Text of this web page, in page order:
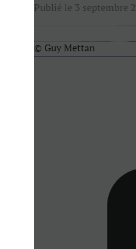
Publié le 3 septembre
© Guy Mettan